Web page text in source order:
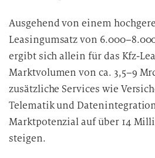
e
r
a
i
t
u
Ausgehend von einem
Leasingumsatz von
ergibt sich allein für das Kfz-
Marktvolumen von ca. 3,5–9
zusätzliche Services wie
Telematik und
Marktpotenzial auf über 14
steigen.